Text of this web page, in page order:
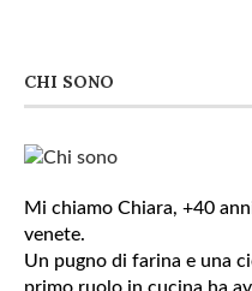
CHI SONO
Mi chiamo Chiara, +40
venete.
Un pugno di farina e una